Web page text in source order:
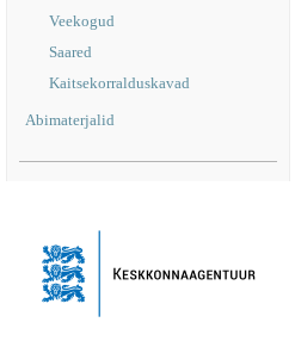
Veekogud
Saared
Kaitsekorralduskavad
Abimaterjalid